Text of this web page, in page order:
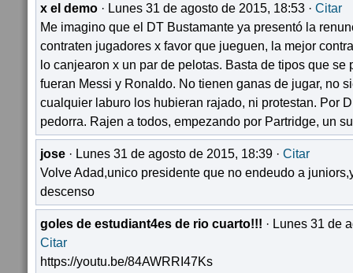
x el demo · Lunes 31 de agosto de 2015, 18:53 · Citar
Me imagino que el DT Bustamante ya presentó la
contraten jugadores x favor que jueguen, la mejor
lo canjearon x un par de pelotas. Basta de tipos que se
fueran Messi y Ronaldo. No tienen ganas de jugar, no
cualquier laburo los hubieran rajado, ni protestan. Por
pedorra. Rajen a todos, empezando por Partridge, un
jose · Lunes 31 de agosto de 2015, 18:39 · Citar
Volve Adad,unico presidente que no endeudo a
descenso
goles de estudiant4es de rio cuarto!!! · Lunes 31 de
Citar
https://youtu.be/84AWRRI47Ks